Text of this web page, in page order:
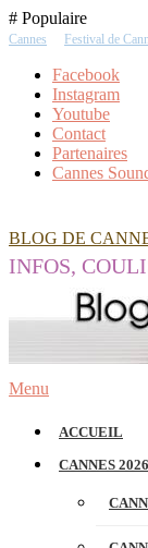
Skip
To
# Populaire
Cannes Festival de
Facebook
Instagram
Youtube
Contact
Partenaires
Cannes
BLOG DE
INFOS,
Menu
ACCUEIL
CANNES 2026